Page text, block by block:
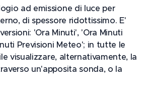
ad emissione di luce per
di spessore ridottissimo. E'
'Ora Minuti', 'Ora Minuti
Previsioni Meteo'; in tutte le
visualizzare, alternativamente, la
un'apposita sonda, o la